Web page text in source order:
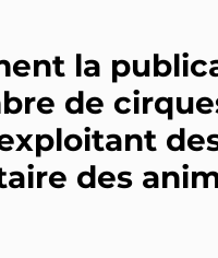
la
de
des